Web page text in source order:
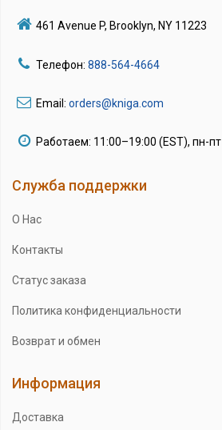
461 Avenue P, Brooklyn, NY 11223
Телефон: 888-564-4664
Email: orders@kniga.com
Работаем: 11:00–19:00 (EST), пн-пт
Служба поддержки
О Нас
Контакты
Статус заказа
Политика конфиденциальности
Возврат и обмен
Информация
Доставка